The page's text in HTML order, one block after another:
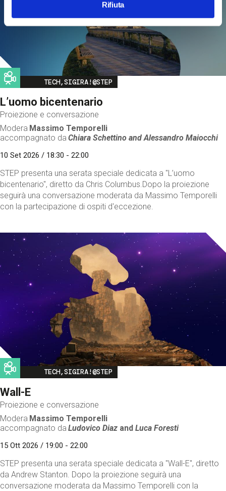
Rifiuta
Image
TECH,SIGIRA!@STEP
L’uomo bicentenario
Proiezione e conversazione
Modera Massimo Temporelli
accompagnato da Chiara Schettino andAlessandro Maiocchi
10 Set 2026 / 18:30 - 22:00
STEP presenta una serata speciale dedicata a "L’uomo
bicentenario", diretto da Chris Columbus.Dopo la proiezione
seguirà una conversazione moderata da Massimo Temporelli
con la partecipazione di ospiti d'eccezione.
Image
TECH,SIGIRA!@STEP
Wall-E
Proiezione e conversazione
Modera Massimo Temporelli
accompagnato da Ludovico Diaz andLuca Foresti
15 Ott 2026 / 19:00 - 22:00
STEP presenta una serata speciale dedicata a "Wall-E", diretto
da Andrew Stanton. Dopo la proiezione seguirà una
conversazione moderata da Massimo Temporelli con la